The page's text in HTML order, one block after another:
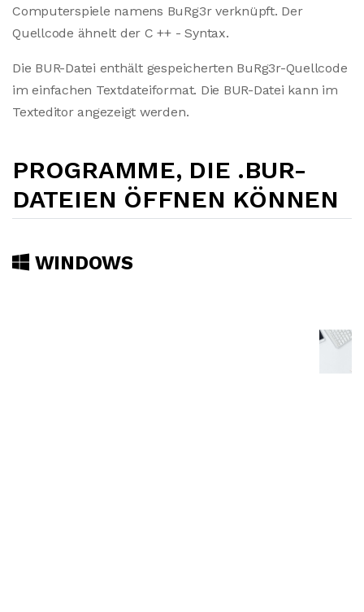
Computerspiele namens BuRg3r verknüpft. Der
Quellcode ähnelt der C ++ - Syntax.
Die BUR-Datei enthält gespeicherten BuRg3r-Quellcode
im einfachen Textdateiformat. Die BUR-Datei kann im
Texteditor angezeigt werden.
PROGRAMME, DIE .BUR-
DATEIEN ÖFFNEN KÖNNEN
WINDOWS